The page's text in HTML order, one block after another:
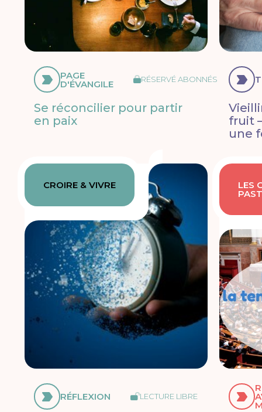
PAGE
D'ÉVANGILE RÉSERVÉ ABONNÉS
Se réconcilier pour partir
en paix
fruit
une
CROIRE & VIVRE
RÉFLEXION LECTURE LIBRE
LES